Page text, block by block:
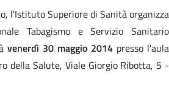
l'Istituto Superiore di Sanità organizza
Tabagismo e Servizio Sanitario
venerdì 30 maggio 2014 presso l'aula
della Salute, Viale Giorgio Ribotta, 5 -